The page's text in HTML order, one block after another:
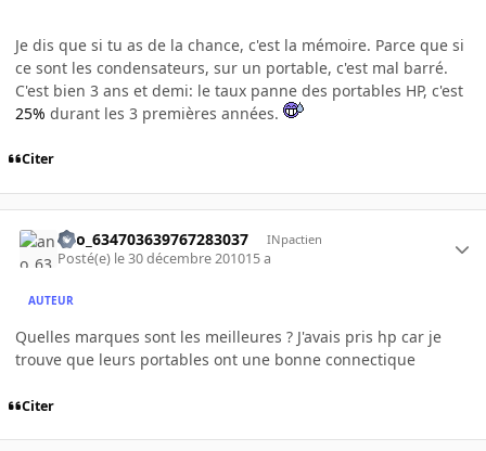
Je dis que si tu as de la chance, c'est la mémoire. Parce que si
ce sont les condensateurs, sur un portable, c'est mal barré.
C'est bien 3 ans et demi: le taux panne des portables HP, c'est
25% durant les 3 premières années.
Citer
ano_634703639767283037 INpactien
Posté(e) le 30 décembre 201015 a
AUTEUR
Quelles marques sont les meilleures ? J'avais pris hp car je
trouve que leurs portables ont une bonne connectique
Citer